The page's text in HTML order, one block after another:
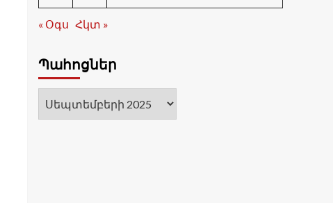
« Օգս Հկտ »
Պահոցներ
Պահոցներ